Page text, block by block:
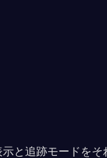
と追跡モードを